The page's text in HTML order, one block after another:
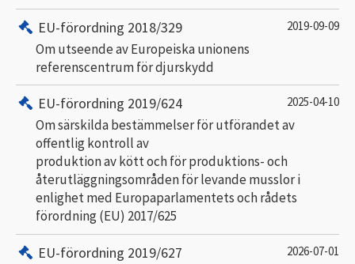
EU-förordning 2018/329 2019-09-09
Om utseende av Europeiska unionens
referenscentrum för djurskydd
EU-förordning 2019/624 2025-04-10
Om särskilda bestämmelser för utförandet av
offentlig kontroll av
produktion av kött och för produktions- och
återutläggningsområden för levande musslor i
enlighet med Europaparlamentets och rådets
förordning (EU) 2017/625
EU-förordning 2019/627 2026-07-01